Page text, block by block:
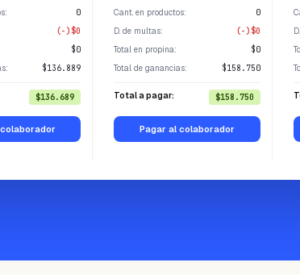
:
0
(-)$0
$0
: $136.889
$136.689
Cant. en productos:
0
D. de multas:
(-)$0
Total en propina:
$0
Total de ganancias: $158.750
Total a pagar: $158.750
Pagar al colaborador